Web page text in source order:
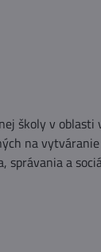
školy v oblasti
na
a